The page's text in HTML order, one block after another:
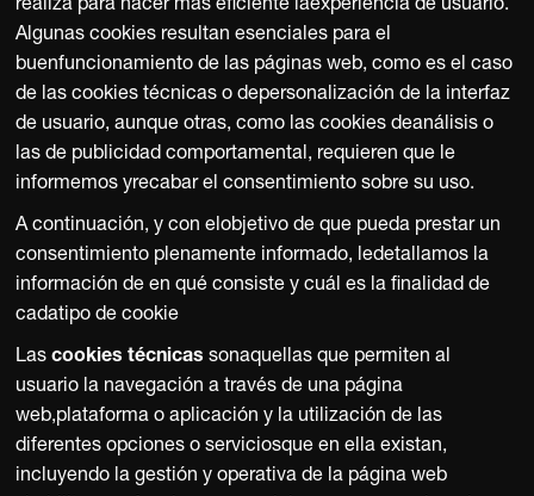
realiza para hacer más eficiente laexperiencia de usuario.
Algunas cookies resultan esenciales para el
buenfuncionamiento de las páginas web, como es el caso
de las cookies técnicas o depersonalización de la interfaz
de usuario, aunque otras, como las cookies deanálisis o
las de publicidad comportamental, requieren que le
informemos yrecabar el consentimiento sobre su uso.
A continuación, y con elobjetivo de que pueda prestar un
consentimiento plenamente informado, ledetallamos la
información de en qué consiste y cuál es la finalidad de
cadatipo de cookie
Lascookies técnicas sonaquellas que permiten al
usuario la navegación a través de una página
web,plataforma o aplicación y la utilización de las
diferentes opciones o serviciosque en ella existan,
incluyendo la gestión y operativa de la página web